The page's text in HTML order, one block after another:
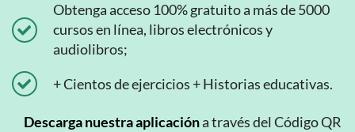
Obtenga acceso 100% gratuito a más de 5000
cursos en línea, libros electrónicos y
audiolibros;
+ Cientos de ejercicios + Historias educativas.
Descarga nuestra aplicacióna través del Código QR